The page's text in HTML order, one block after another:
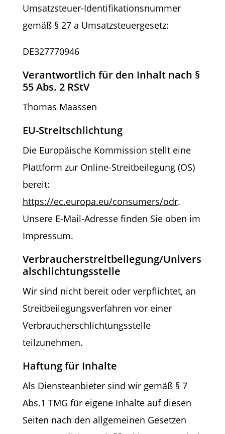
Umsatzsteuer-Identifikationsnummer
gemäß § 27 a Umsatzsteuergesetz:
DE327770946
Verantwortlich für den Inhalt nach §
55 Abs. 2 RStV
Thomas Maassen
EU-Streitschlichtung
Die Europäische Kommission stellt eine
Plattform zur Online-Streitbeilegung (OS)
bereit:
https://ec.europa.eu/consumers/odr.
Unsere E-Mail-Adresse finden Sie oben im
Impressum.
Verbraucherstreitbeilegung/Univers
alschlichtungsstelle
Wir sind nicht bereit oder verpflichtet, an
Streitbeilegungsverfahren vor einer
Verbraucherschlichtungsstelle
teilzunehmen.
Haftung für Inhalte
Als Diensteanbieter sind wir gemäß § 7
Abs.1 TMG für eigene Inhalte auf diesen
Seiten nach den allgemeinen Gesetzen